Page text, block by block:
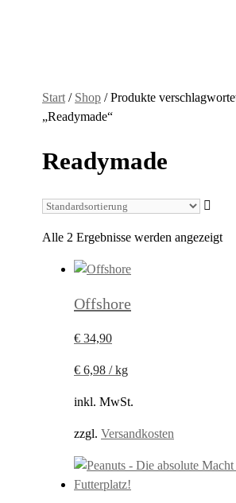
Start / Shop / Produkte
„Readymade“
Readymade
Alle 2 Ergebnisse werden angezeigt
Offshore
€ 34,90
€ 6,98 /kg
inkl. MwSt.
zzgl. Versandkosten